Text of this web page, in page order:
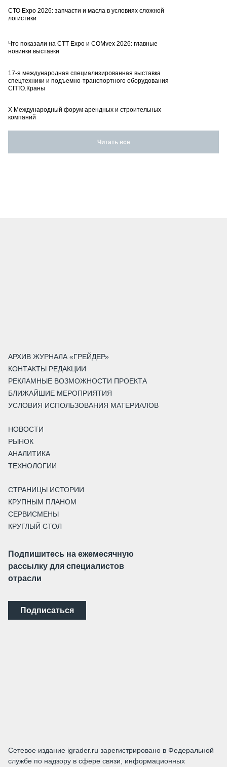
СТО Expo 2026: запчасти и масла в условиях сложной
логистики
Что показали на CTT Expo и COMvex 2026: главные
новинки выставки
17-я международная специализированная выставка
спецтехники и подъемно-транспортного оборудования
СПТО.Краны
X Международный форум арендных и строительных
компаний
Читать все
АРХИВ ЖУРНАЛА «ГРЕЙДЕР»
КОНТАКТЫ РЕДАКЦИИ
РЕКЛАМНЫЕ ВОЗМОЖНОСТИ ПРОЕКТА
БЛИЖАЙШИЕ МЕРОПРИЯТИЯ
УСЛОВИЯ ИСПОЛЬЗОВАНИЯ МАТЕРИАЛОВ
НОВОСТИ
РЫНОК
АНАЛИТИКА
ТЕХНОЛОГИИ
СТРАНИЦЫ ИСТОРИИ
КРУПНЫМ ПЛАНОМ
СЕРВИСМЕНЫ
КРУГЛЫЙ СТОЛ
Подпишитесь на ежемесячную
рассылку для специалистов
отрасли
Подписаться
Сетевое издание igrader.ru зарегистрировано в Федеральной
службе по надзору в сфере связи, информационных